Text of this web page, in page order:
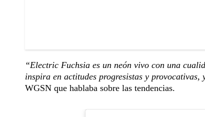
“Electric Fuchsia es un neón vivo con una
inspira en actitudes progresistas y provocativas,
WGSN que hablaba sobre las tendencias.